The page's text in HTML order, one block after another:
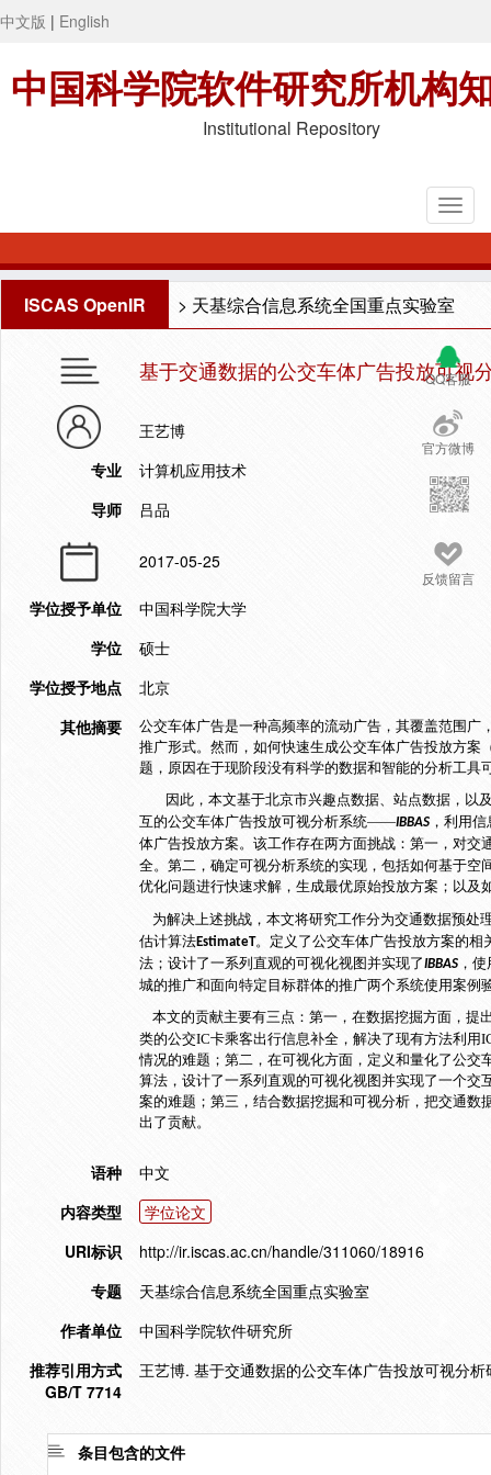
中文版 | English
中国科学院软件研究所机构
Institutional Repository
ISCAS OpenIR > 天基综合信息系统全国重点实验室
QQ客服
官方微博
反馈留言
基于交通数据的公交车体广告投放可视
王艺博
专业
计算机应用技术
导师
吕品
2017-05-25
学位授予单位
中国科学院大学
学位
硕士
学位授予地点
北京
其他摘要
公交车体广告是一种高频率的流动广告，其覆盖范围
推广形式。然而，如何快速生成公交车体广告投放方
题，原因在于现阶段没有科学的数据和智能的分析工具
因此，本文基于北京市兴趣点数据、站点数据，以
互的公交车体广告投放可视分析系统——IBBAS ，利用
体广告投放方案。该工作存在两方面挑战：第一，对交
全。第二，确定可视分析系统的实现，包括如何基于
优化问题进行快速求解，生成最优原始投放方案；以
为解决上述挑战，本文将研究工作分为交通数据预处
估计算法EstimateT。定义了公交车体广告投放方案的
法；设计了一系列直观的可视化视图并实现了IBBAS ，
城的推广和面向特定目标群体的推广两个系统使用案例
本文的贡献主要有三点：第一，在数据挖掘方面，提
类的公交IC卡乘客出行信息补全，解决了现有方法利
情况的难题；第二，在可视化方面，定义和量化了公
算法，设计了一系列直观的可视化视图并实现了一个
案的难题；第三，结合数据挖掘和可视分析，把交通
出了贡献。
语种
中文
内容类型
学位论文
URI标识
http://ir.iscas.ac.cn/handle/311060/18916
专题
天基综合信息系统全国重点实验室
作者单位
中国科学院软件研究所
推荐引用方式
GB/T 7714
王艺博. 基于交通数据的公交车体广告投放可视分
条目包含的文件